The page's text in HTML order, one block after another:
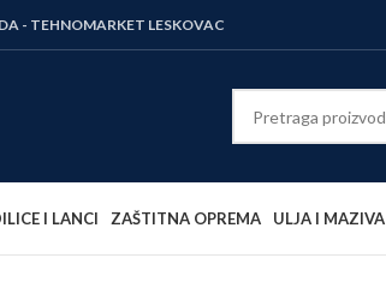
- TEHNOMARKET LESKOVAC
I LANCI ZAŠTITNA OPREMA ULJA I MAZIVA